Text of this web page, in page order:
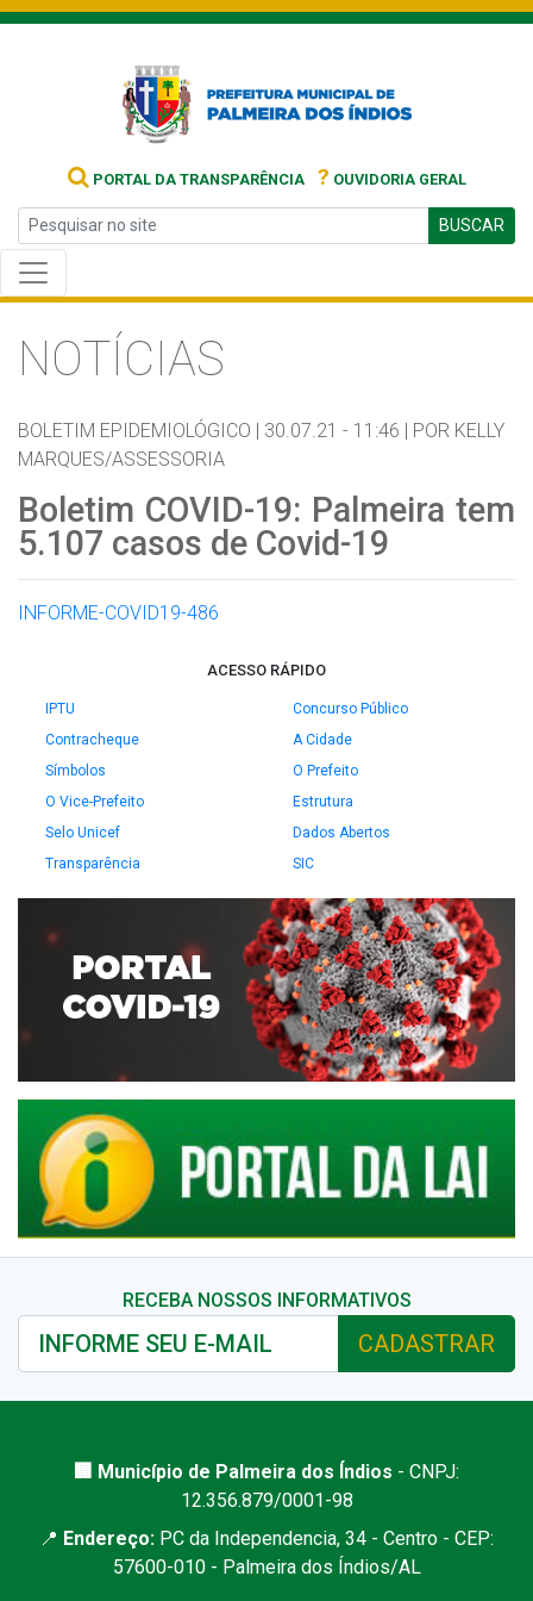
PORTAL DA TRANSPARÊNCIA ? OUVIDORIA GERAL
BUSCAR
NOTÍCIAS
BOLETIM EPIDEMIOLÓGICO | 30.07.21 - 11:46 | POR KELLY
MARQUES/ASSESSORIA
Boletim COVID-19: Palmeira tem
5.107 casos de Covid-19
INFORME-COVID19-486
ACESSO RÁPIDO
IPTU
Concurso Público
Contracheque
A Cidade
Símbolos
O Prefeito
O Vice-Prefeito
Estrutura
Selo Unicef
Dados Abertos
Transparência
SIC
RECEBA NOSSOS INFORMATIVOS
CADASTRAR
🏢 Município de Palmeira dos Índios - CNPJ:
12.356.879/0001-98
📍 Endereço: PC da Independencia, 34 - Centro - CEP:
57600-010 - Palmeira dos Índios/AL